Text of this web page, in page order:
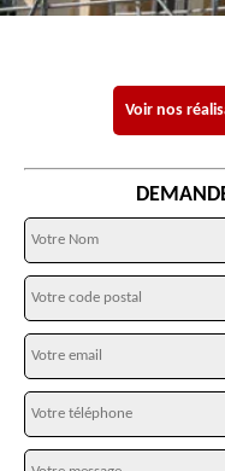
Voir nos